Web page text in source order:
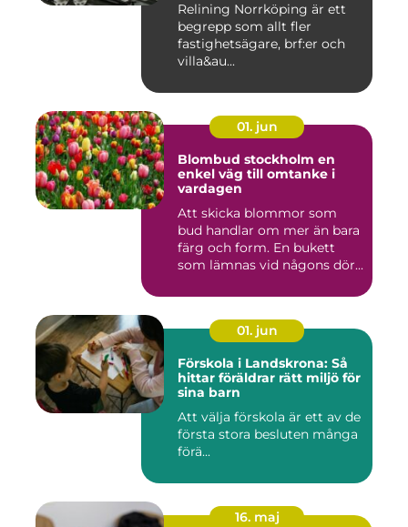
Relining Norrköping är ett
begrepp som allt fler
fastighetsägare, brf:er och
villa&au...
01. jun
Blombud stockholm en
enkel väg till omtanke i
vardagen
Att skicka blommor som
bud handlar om mer än bara
färg och form. En bukett
som lämnas vid någons dör...
01. jun
Förskola i Landskrona: Så
hittar föräldrar rätt miljö för
sina barn
Att välja förskola är ett av de
första stora besluten många
förä...
16. maj